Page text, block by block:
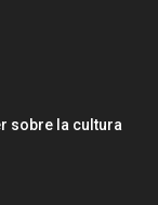
sobre la cultura